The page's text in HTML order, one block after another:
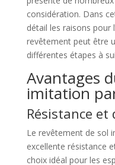
considération. Dans
détail les raisons pour
revêtement peut être
différentes étapes à
Avantages
imitation
Résistance
Le revêtement de sol
excellente résistance
choix idéal pour les